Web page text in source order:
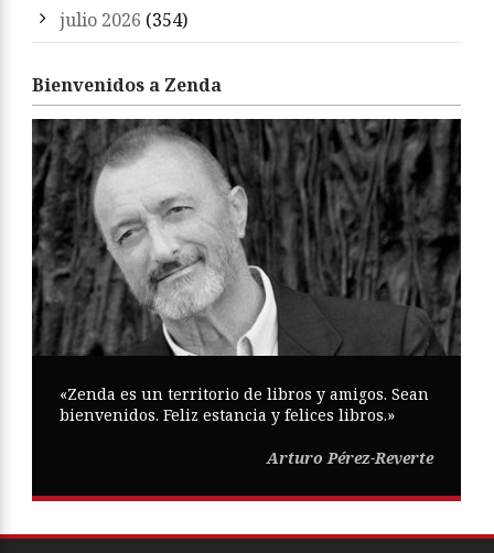
julio 2026 (354)
Bienvenidos a Zenda
«Zenda es un territorio de libros y amigos. Sean
bienvenidos. Feliz estancia y felices libros.»
Arturo Pérez-Reverte